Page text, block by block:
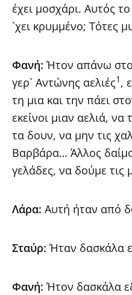
έχει μοσχάρι. Αυτός
`χει κρυμμένο; Τότες
Φανή: Ήτον απάνω
γερ` Αντώνης αελιές1 ,
τη μια και την πάει
εκείνοι μιαν αελιά, να
τα δουν, να μην τις
Βαρβάρα… Άλλος
γελάδες, να δούμε τις
Λάρα: Αυτή ήταν από
Σταύρ: Ήταν δασκάλα
Φανή: Ήτον δασκάλα